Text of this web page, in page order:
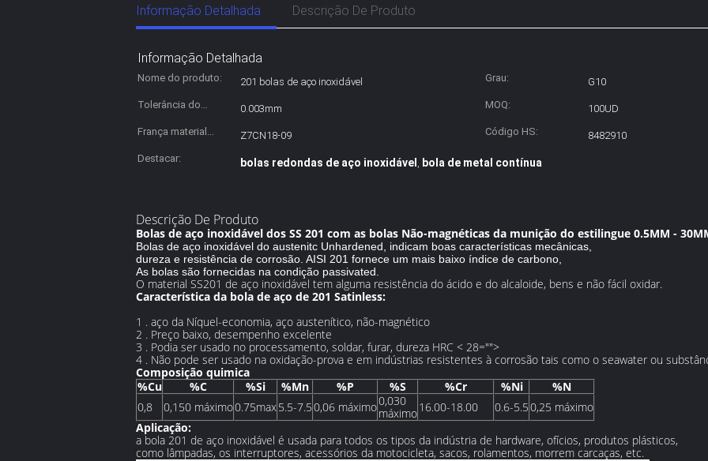
Informação Detalhada Descrição De Produto
Informação Detalhada
Nome do produto: 201 bolas de aço inoxidável Grau:
G10
Tolerância do
0.003mm MOQ:
100UD
França material
Z7CN18-09 Código HS:
8482910
Destacar:
bolas redondas de aço inoxidável , bola de metal contínua
Descrição De Produto
Bolas de aço inoxidável dos SS 201 com as bolas Não-magnéticas da munição do estilingue 0.5MM -
Bolas de aço inoxidável do austenitc Unhardened, indicam boas características mecânicas,
dureza e resistência de corrosão. AISI 201 fornece um mais baixo índice de carbono,
As bolas são fornecidas na condição passivated.
O material SS201 de aço inoxidável tem alguma resistência do ácido e do alcaloide, bens e não fácil oxidar.
Característica da bola de aço de 201 Satinless:
1 . aço da Níquel-economia, aço austenítico, não-magnético
2 . Preço baixo, desempenho excelente
3 . Podia ser usado no processamento, soldar, furar, dureza HRC < 28="">
4 . Não pode ser usado na oxidação-prova e em indústrias resistentes à corrosão tais como o seawater ou
Composição quimica
%Cu
%C %Si %Mn %P %S %Cr %Ni
%N
0,8
0,150 máximo0.75max5.5-7.50,06 máximo0,030
máximo16.00-18.00 0.6-5.50,25 máximo
Aplicação:
a bola 201 de aço inoxidável é usada para todos os tipos da indústria de hardware, ofícios, produtos plásticos,
como lâmpadas, os interruptores, acessórios da motocicleta, sacos, rolamentos, morrem carcaças, etc.